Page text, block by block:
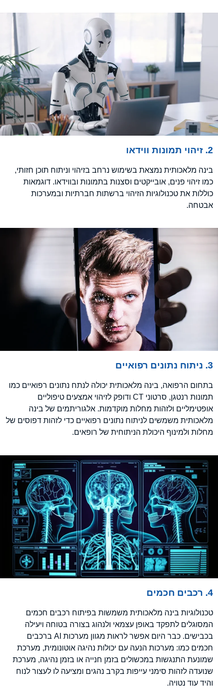
2. זיהוי תמונות ווידאו
בינה מלאכותית נמצאת בשימוש נרחב בזיהוי וניתוח תוכן חזותי,
כמו זיהוי פנים, אובייקטים וסצנות בתמונות ובווידאו. דוגמאות
כוללות את טכנולוגיות הזיהוי ברשתות חברתיות ובמערכות
אבטחה.
3. ניתוח נתונים רפואיים
בתחום הרפואה, בינה מלאכותית יכולה לנתח נתונים רפואיים כמו
תמונות רנטגן, סרטוני CT ודופק לזיהוי אמצעים טיפוליים
אופטימליים ולזהות מחלות מוקדמות. אלגוריתמים של בינה
מלאכותית משמשים לניתוח נתונים רפואיים כדי לזהות דפוסים של
מחלות ולמינוף היכולת הניתוחית של רופאים.
4. רכבים חכמים
טכנולוגיות בינה מלאכותית משמשות בפיתוח רכבים חכמים
המסוגלים לתפקד באופן עצמאי ולנהוג בצורה בטוחה ויעילה
בכבישים. כבר היום אפשר לראות מגוון מערכות AI ברכבים
חכמים כמו: מערכות הנעה עם יכולות נהיגה אוטונומית, מערכת
שמונעת התנגשות במכשולים בזמן חנייה או בזמן נהיגה, מערכת
שנועדה לזהות סימני עייפות בקרב נהגים ומציעה לו לעצור לנוח
והיד עוד נטויה.